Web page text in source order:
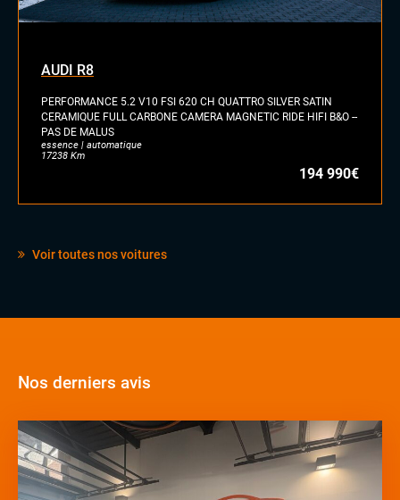
AUDI R8
PERFORMANCE 5.2 V10 FSI 620 CH QUATTRO SILVER SATIN
CERAMIQUE FULL CARBONE CAMERA MAGNETIC RIDE HIFI B&O --
PAS DE MALUS
essence | automatique
17238 Km
194 990€
Voir toutes nos voitures
Nos derniers avis